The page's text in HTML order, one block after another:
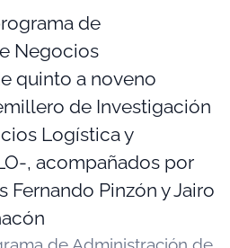
de
Negocios
quinto a noveno
de Investigación
Logística y
, acompañados por
Fernando Pinzón y Jairo